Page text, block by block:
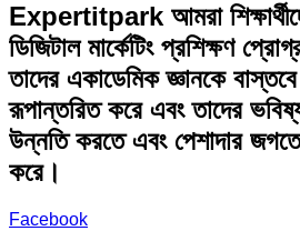
Expertitpark আমরা
ডিজিটাল মার্কেটিং প্রশিক্ষণ
তাদের একাডেমিক জ্ঞানকে
রূপান্তরিত করে এবং তাদের
উন্নতি করতে এবং পেশাদার
করে।
Facebook